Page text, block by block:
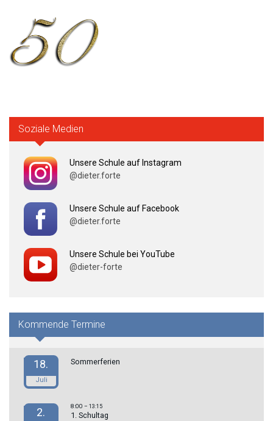
Soziale Medien
Unsere Schule auf Instagram
@dieter.forte
Unsere Schule auf Facebook
@dieter.forte
Unsere Schule bei YouTube
@dieter-forte
Kommende Termine
18.
Juli
Sommerferien
2. 8:00– 13:15
1. Schultag